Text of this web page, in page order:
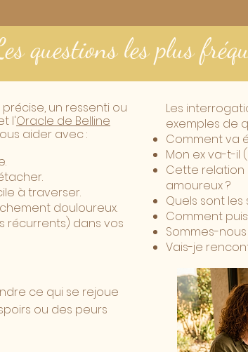
questions les plus
un ressenti ou
l'Oracle de Belline
aider avec :
à traverser.
douloureux.
récurrents) dans vos
ce qui se rejoue
ou des peurs
​Les
exemples de
Comment va
Mon ex va-t-il
Cette
amoureux ?
Quels sont
Comment
Sommes-
Vais-je